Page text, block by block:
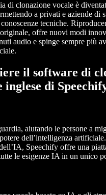
di clonazione vocale è
a privati e aziende di
tecniche.
offre nuovi modi
audio e spinge sempre più
il software di
inglese di
aiutando le persone a
dell’intelligenza
Speechify offre una
le esigenze IA in un unico